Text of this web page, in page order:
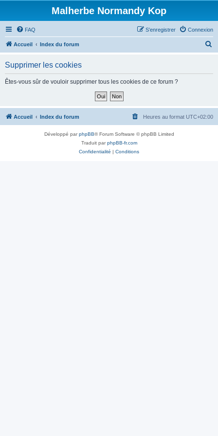
Malherbe Normandy Kop
FAQ Connexion
S’enregistrer
Accueil Index du forum
h
Supprimer les cookies
Êtes-vous sûr de vouloir supprimer tous les cookies de ce forum ?
Accueil Index du forum Heures au format UTC+02:00
Développé parphpBB® Forum Software © phpBB Limited
Traduit parphpBB-fr.com
Confidentialité | Conditions